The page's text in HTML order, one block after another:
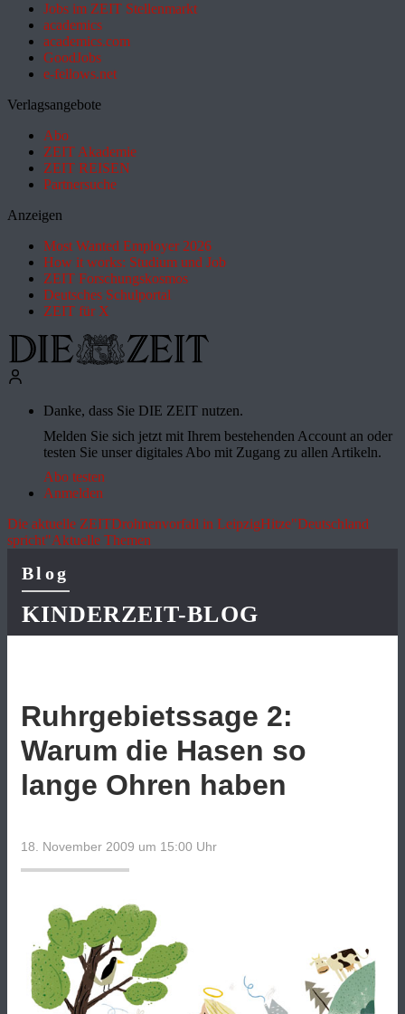
Jobs im ZEIT Stellenmarkt
academics
academics.com
GoodJobs
e-fellows.net
Verlagsangebote
Abo
ZEIT Akademie
ZEIT REISEN
Partnersuche
Anzeigen
Most Wanted Employer 2026
How it works: Studium und Job
ZEIT Forschungskosmos
Deutsches Schulportal
ZEIT für X
Danke, dass Sie DIE ZEIT nutzen.
Melden Sie sich jetzt mit Ihrem bestehenden Account an oder
testen Sie unser digitales Abo mit Zugang zu allen Artikeln.
Abo testen
Anmelden
Die aktuelle ZEITDrohnenvorfall in LeipzigHitze"Deutschland
spricht"Aktuelle Themen
Blog
KINDERZEIT-BLOG
Ruhrgebietssage 2:
Warum die Hasen so
lange Ohren haben
18. November 2009 um 15:00 Uhr